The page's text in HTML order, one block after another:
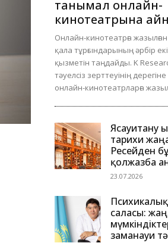
танымал онлайн-
кинотеатрына
Онлайн-кинотеатрға
қала тұрғындарының әрбір
қызметін таңдайды. K
тәуелсіз зерттеуінің
онлайн-кинотеатрларға
Ясауитану
тарихи
Ресейден
қолжазба
23.07.2026
саласы:
заманауи